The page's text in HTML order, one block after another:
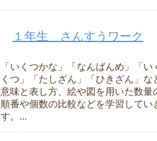
１年生 さんすうワーク
「いくつかな」「なんばんめ」「い
くつ」「たしざん」「ひきざん」な
意味と表し方、絵や図を用いた数量
順番や個数の比較などを学習してい
す。...